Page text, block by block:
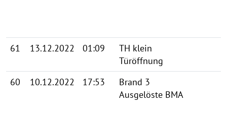
61 13.12.2022 01:09
TH klein
Türöffnung
60
10.12.2022 17:53
Brand 3
Ausgelöste BMA